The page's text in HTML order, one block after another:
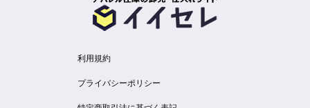
利用規約
プライバシーポリシー